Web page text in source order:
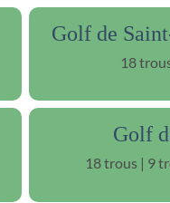
Golf de
18
Golf
18 trous | 9